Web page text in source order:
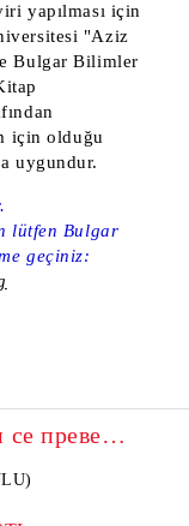
yapılması için
"Aziz
Bulgar Bilimler
için olduğu
uygundur.
lütfen Bulgar
geçiniz:
Препоръчани" на български се превежда на турски като "Önerilen".